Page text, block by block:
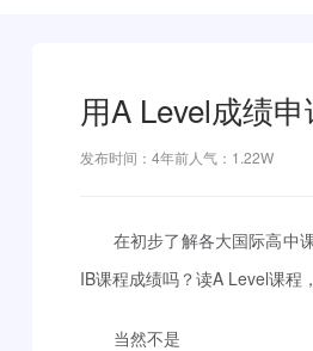
用A Level成绩
发布时间：4年前人气：1.22W
在初步了解各大国际高中
IB课程成绩吗？读A Level课程
当然不是